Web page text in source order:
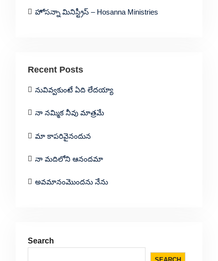
హోసన్నా మినిస్ట్రీస్ – Hosanna Ministries
Recent Posts
నువివ్వకుంటే ఏది లేదయ్యా
నా నమ్మిక నీవు మాత్రమే
మా కాపరివైనందున
నా మదిలోని ఆనందమా
అవమానంమొందను నేను
Search